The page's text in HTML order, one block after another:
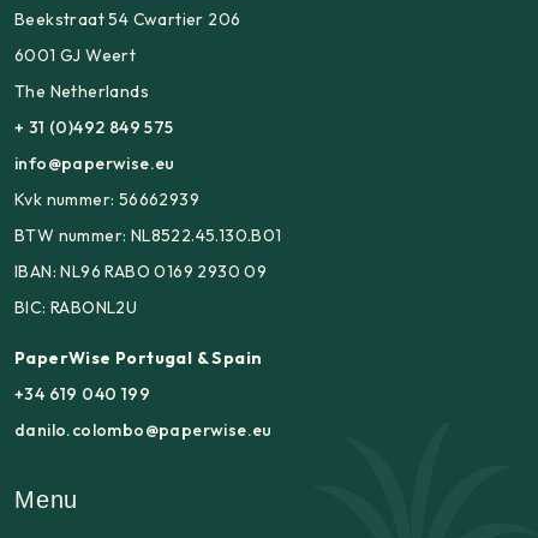
Beekstraat 54 Cwartier 206
6001 GJ Weert
The Netherlands
+ 31 (0)492 849 575
info@paperwise.eu
Kvk nummer: 56662939
BTW nummer: NL8522.45.130.B01
IBAN: NL96 RABO 0169 2930 09
BIC: RABONL2U
PaperWise Portugal & Spain
+34 619 040 199
danilo.colombo@paperwise.eu
Menu